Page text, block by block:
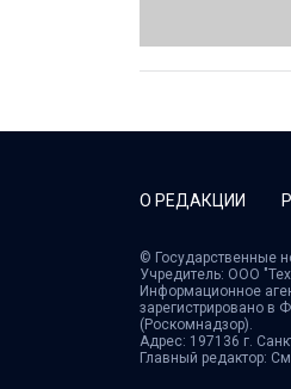
О РЕДАКЦИИ
© Государственные
Учредитель: ООО
Информационное
зарегистрировано в
(Роскомнадзор).
Адрес: 197136 г.
Главный редактор: